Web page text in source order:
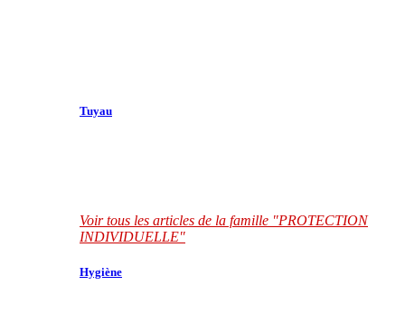
Tuyau
Voir tous les articles de la famille "PROTECTION
INDIVIDUELLE"
Hygiène